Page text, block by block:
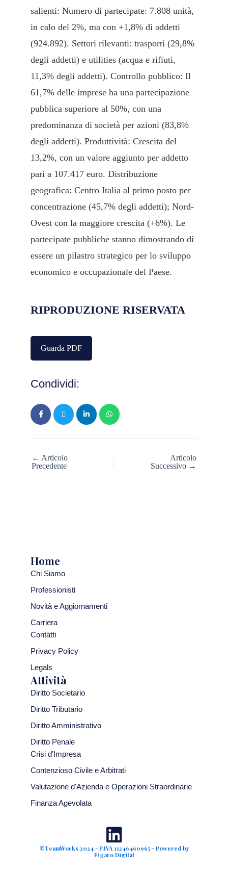
salienti: Numero di partecipate: 7.808 unità,
in calo del 2%, ma con +1,8% di addetti
(924.892). Settori rilevanti: trasporti (29,8%
degli addetti) e utilities (acqua e rifiuti,
11,3% degli addetti). Controllo pubblico: Il
61,7% delle imprese ha una partecipazione
pubblica superiore al 50%, con una
predominanza di società per azioni (83,8%
degli addetti). Produttività: Crescita del
13,2%, con un valore aggiunto per addetto
pari a 107.417 euro. Distribuzione
geografica: Centro Italia al primo posto per
concentrazione (45,7% degli addetti); Nord-
Ovest con la maggiore crescita (+6%). Le
partecipate pubbliche stanno dimostrando di
essere un pilastro strategico per lo sviluppo
economico e occupazionale del Paese.
RIPRODUZIONE RISERVATA
Guarda PDF
Condividi:
← Articolo
Precedente
Articolo
Successivo →
Home
Chi Siamo
Professionisti
Novità e Aggiornamenti
Carriera
Contatti
Privacy Policy
Legals
Attività
Diritto Societario
Diritto Tributario
Diritto Amministrativo
Diritto Penale
Crisi d'Impresa
Contenzioso Civile e Arbitrati
Valutazione d'Azienda e Operazioni Straordinarie
Finanza Agevolata
©TeamWorks 2024 - P.IVA 11246460965 - Powered by
Figaro Digital